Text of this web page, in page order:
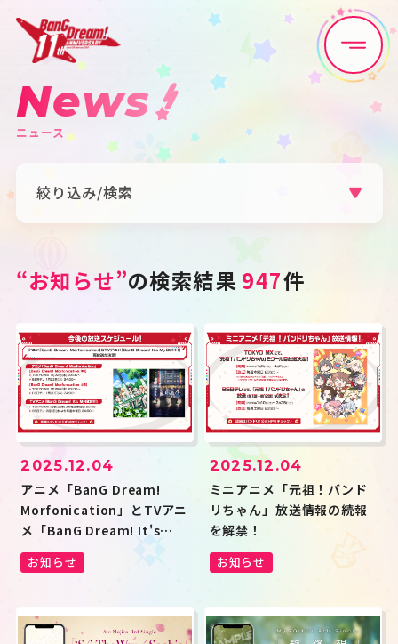
Home News
Live•Event Discography
Game Media
Schedule About
Goods
News
ニュース
絞り込み/検索
すべて お知らせ
ライブ・イベント
アーティスト
すべて Poppin'Party Afterglow
Pastel＊Palettes Roselia
ハロー、ハッピーワールド！ Morfonica
RAISE A SUILEN MyGO!!!!!
Ave Mujica 夢限大みゅーたいぷ
millsage 一家Dumb Rock!
シャッフルユニット その他
投稿年月
キーワード
検索
この条件で検索
“お知らせ”の検索結果 947件
2025.12.04
お知らせ
アニメ「BanG Dream!
Morfonication」とTVアニ
メ「BanG Dream! It's
MyGO!!!!!」の地上波再放送
が決定！
2025.12.04
お知らせ
ミニアニメ「元祖！バンド
リちゃん」放送情報の続報
を解禁！